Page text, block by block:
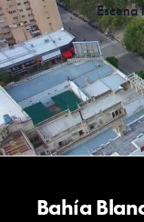
Escena
Bahía